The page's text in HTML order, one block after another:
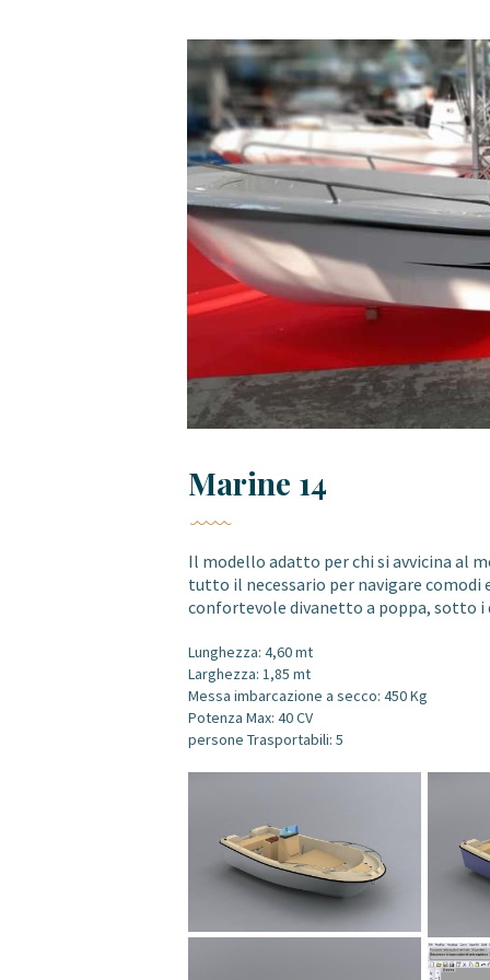
Marine 14
Il modello adatto per chi si avvicina al
tutto il necessario per navigare comodi
confortevole divanetto a poppa, sotto
Lunghezza: 4,60 mt
Larghezza: 1,85 mt
Messa imbarcazione a secco: 450 Kg
Potenza Max: 40 CV
persone Trasportabili: 5